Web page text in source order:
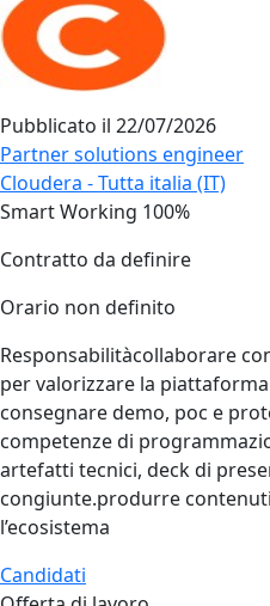
Pubblicato il 22/07/2026
Partner solutions engineer
Cloudera - Tutta italia (IT)
Smart Working 100%
Contratto da definire
Orario non definito
Responsabilitàcollaborare
per valorizzare la
consegnare demo, poc e
competenze di
artefatti tecnici, deck di
congiunte.produrre
l’ecosistema
Candidati